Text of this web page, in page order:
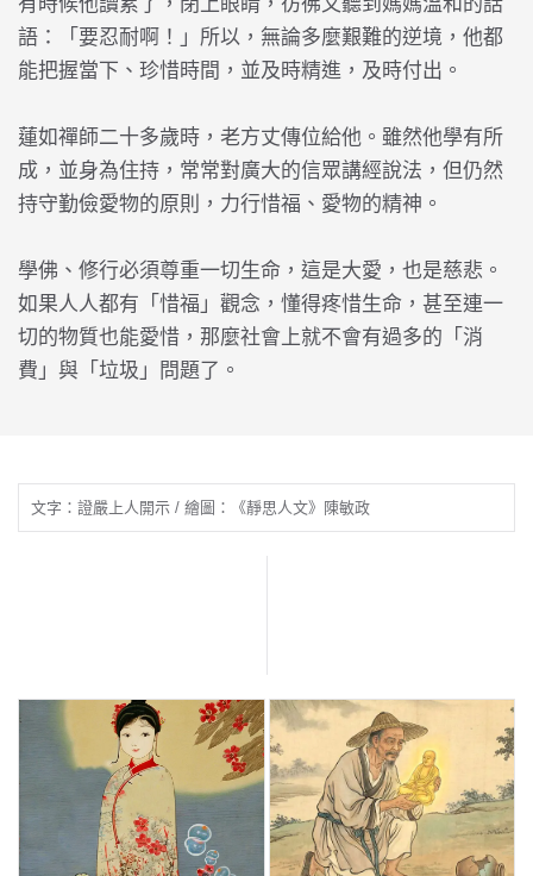
語：「要忍耐啊！」所以，無論多麼艱難的逆境，他都
能把握當下、珍惜時間，並及時精進，及時付出。
蓮如禪師二十多歲時，老方丈傳位給他。雖然他學有所
成，並身為住持，常常對廣大的信眾講經說法，但仍然
持守勤儉愛物的原則，力行惜福、愛物的精神。
學佛、修行必須尊重一切生命，這是大愛，也是慈悲。
如果人人都有「惜福」觀念，懂得疼惜生命，甚至連一
切的物質也能愛惜，那麼社會上就不會有過多的「消
費」與「垃圾」問題了。
文字：證嚴上人開示 / 繪圖：《靜思人文》陳敏政